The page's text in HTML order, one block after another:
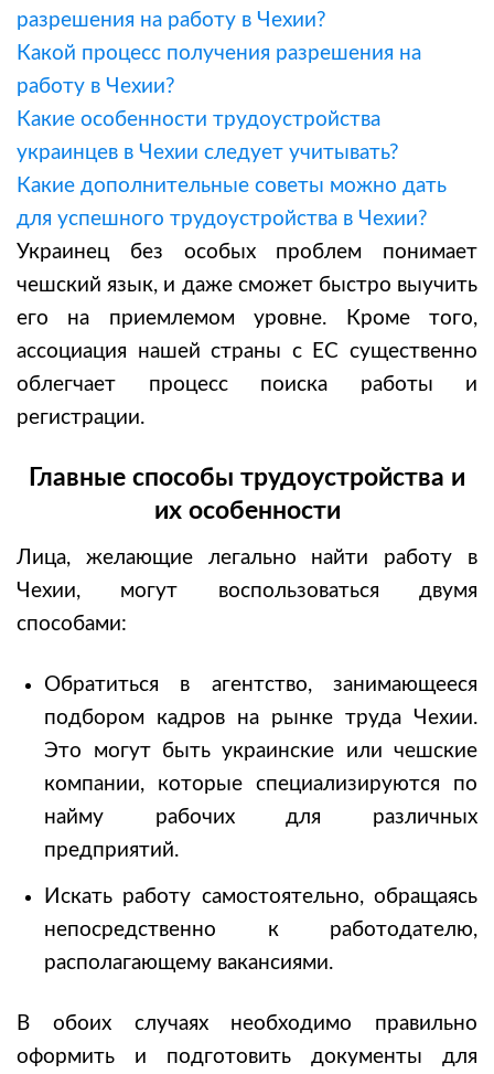
разрешения на работу в Чехии?
Какой процесс получения разрешения на
работу в Чехии?
Какие особенности трудоустройства
украинцев в Чехии следует учитывать?
Какие дополнительные советы можно дать
для успешного трудоустройства в Чехии?
Украинец без особых проблем понимает
чешский язык, и даже сможет быстро выучить
его на приемлемом уровне. Кроме того,
ассоциация нашей страны с ЕС существенно
облегчает процесс поиска работы и
регистрации.
Главные способы трудоустройства и
их особенности
Лица, желающие легально найти работу в
Чехии, могут воспользоваться двумя
способами:
Обратиться в агентство, занимающееся
подбором кадров на рынке труда Чехии.
Это могут быть украинские или чешские
компании, которые специализируются по
найму рабочих для различных
предприятий.
Искать работу самостоятельно, обращаясь
непосредственно к работодателю,
располагающему вакансиями.
В обоих случаях необходимо правильно
оформить и подготовить документы для